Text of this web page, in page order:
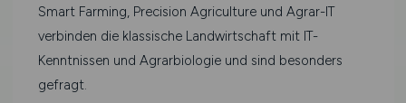
Smart Farming, Precision Agriculture und Agrar-IT
verbinden die klassische Landwirtschaft mit IT-
Kenntnissen und Agrarbiologie und sind besonders
gefragt.